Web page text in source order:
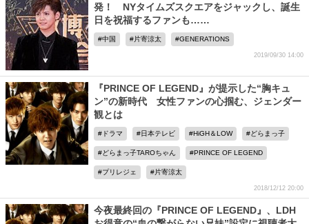
発！ NYタイムズスクエアをジャックし、誕生
日を祝福するファンも……
中国 片寄涼太 GENERATIONS
2019/09/30 14:00
『PRINCE OF LEGEND』が提示した“胸キュ
ン”の新時代 女性ファンの心掴む、ジェンダー
観とは
ドラマ 日本テレビ HiGH＆LOW どらまっ子
どらまっ子TAROちゃん PRINCE OF LEGEND
プリレジェ 片寄涼太
2018/12/12 20:00
今夜最終回の『PRINCE OF LEGEND』、LDH